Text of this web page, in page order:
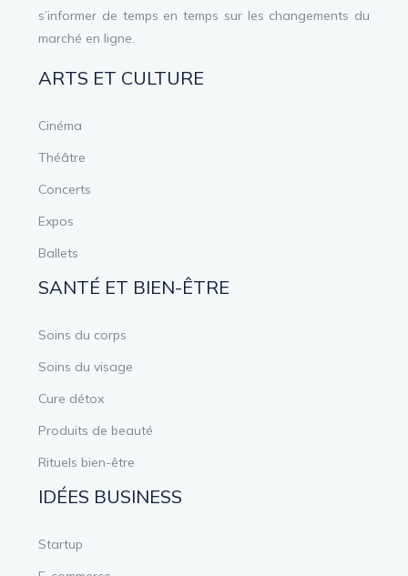
s’informer de temps en temps sur les changements du
marché en ligne.
ARTS ET CULTURE
Cinéma
Théâtre
Concerts
Expos
Ballets
SANTÉ ET BIEN-ÊTRE
Soins du corps
Soins du visage
Cure détox
Produits de beauté
Rituels bien-être
IDÉES BUSINESS
Startup